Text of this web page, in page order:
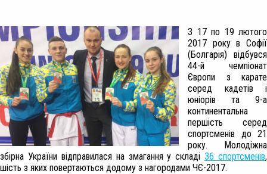
З 17 по 19 лютого
2017 року в Софії
(Болгарія) відбувся
44-й чемпіонат
Європи з карате
серед кадетів і
юніорів та 9-а
континентальна
першість серед
спортсменів до 21
року. Молодіжна
збірна України відправилася на змагання у складі36 спортсменів,
шість з яких повертаються додому з нагородами ЧЄ-2017.